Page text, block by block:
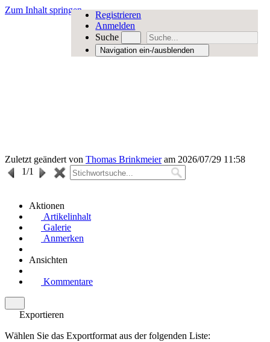
Zum Inhalt springen
Registrieren
Anmelden
Suche
Navigation ein-/ausblenden
Zuletzt geändert von Thomas Brinkmeieram 2026/07/29 11:58
1/1
Aktionen
Artikelinhalt
Galerie
Anmerken
Ansichten
Kommentare
Exportieren
Wählen Sie das Exportformat aus der folgenden Liste: